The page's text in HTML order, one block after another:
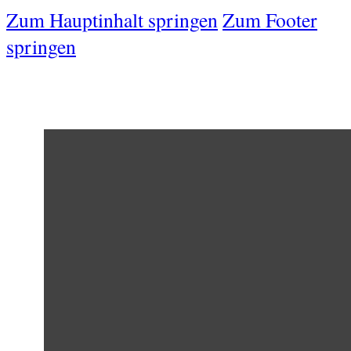
Zum Hauptinhalt springenZum Footer
springen